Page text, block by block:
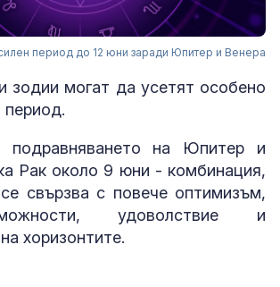
силен период до 12 юни заради Юпитер и Венера
зодии могат да усетят особено
период.
подравняването на Юпитер и
Рак около 9 юни - комбинация,
свързва с повече оптимизъм,
удоволствие и
хоризонтите.